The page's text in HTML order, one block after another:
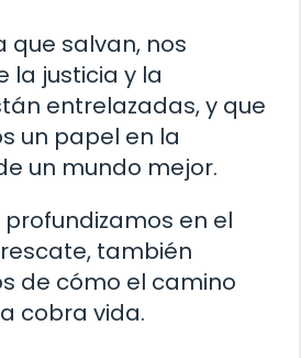
que salvan, nos
la justicia y la
entrelazadas, y que
un papel en la
un mundo mejor.
en el
también
de cómo el camino
cobra vida.